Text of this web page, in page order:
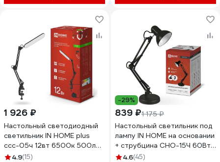
1 926 ₽
Настольный светодиодный
светильник IN HOME plus
ссc-05ч 12вт 6500к 500лм,
usb, с адаптером, на
4.9(15)
-29%
839 ₽1 175 ₽
Настольный светильник под
лампу IN HOME на основании
+ струбцина СНО-15Ч 60Вт
E27 230В ЧЕРНЫЙ
4.6(45)